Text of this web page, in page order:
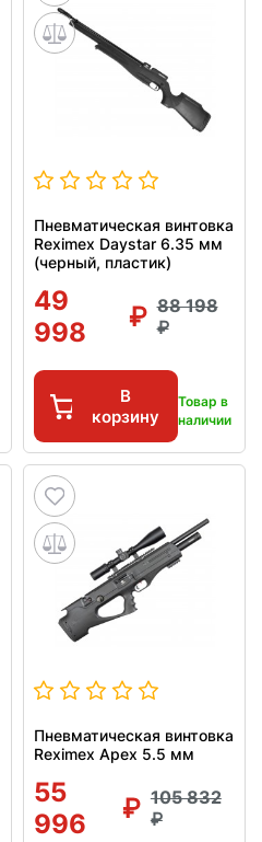
Пневматическая винтовка
Reximex Daystar 6.35 мм
(черный, пластик)
49
998
88 198
В
корзину
Товар в
наличии
Пневматическая винтовка
Reximex Apex 5.5 мм
55
996
105 832